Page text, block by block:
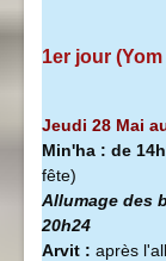
1er jour (Yom
Jeudi 28 Mai
Min'ha : de
fête)
Allumage des
20h24
Arvit : après